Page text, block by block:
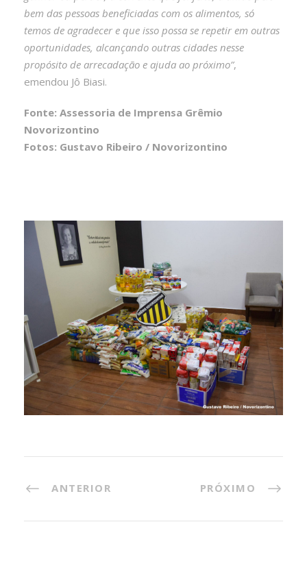
bem das pessoas beneficiadas com os alimentos, só
temos de agradecer e que isso possa se repetir em outras
oportunidades, alcançando outras cidades nesse
propósito de arrecadação e ajuda ao próximo”,
emendou Jô Biasi.
Fonte: Assessoria de Imprensa Grêmio
Novorizontino
Fotos: Gustavo Ribeiro / Novorizontino
ANTERIOR PRÓXIMO